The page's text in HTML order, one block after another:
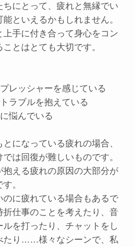
ちにとって、疲れと無縁でい
といえるかもしれません。
上手に付き合って身心をコン
とはとても大切です。
レッシャーを感じている
ラブルを抱えている
悩んでいる
になっている疲れの場合、
は回復が難しいものです。
抱える疲れの原因の大部分が
。
に疲れている場合もあるで
折仕事のことを考えたり、音
を打ったり、チャットをし
たり……様々なシーンで、私